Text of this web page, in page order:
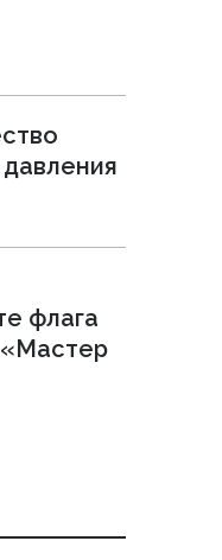
флага
«Мастер